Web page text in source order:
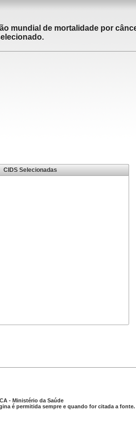
mundial de mortalidade por
CIDS Selecionadas
- Ministério da Saúde
é permitida sempre e quando for citada a fonte.